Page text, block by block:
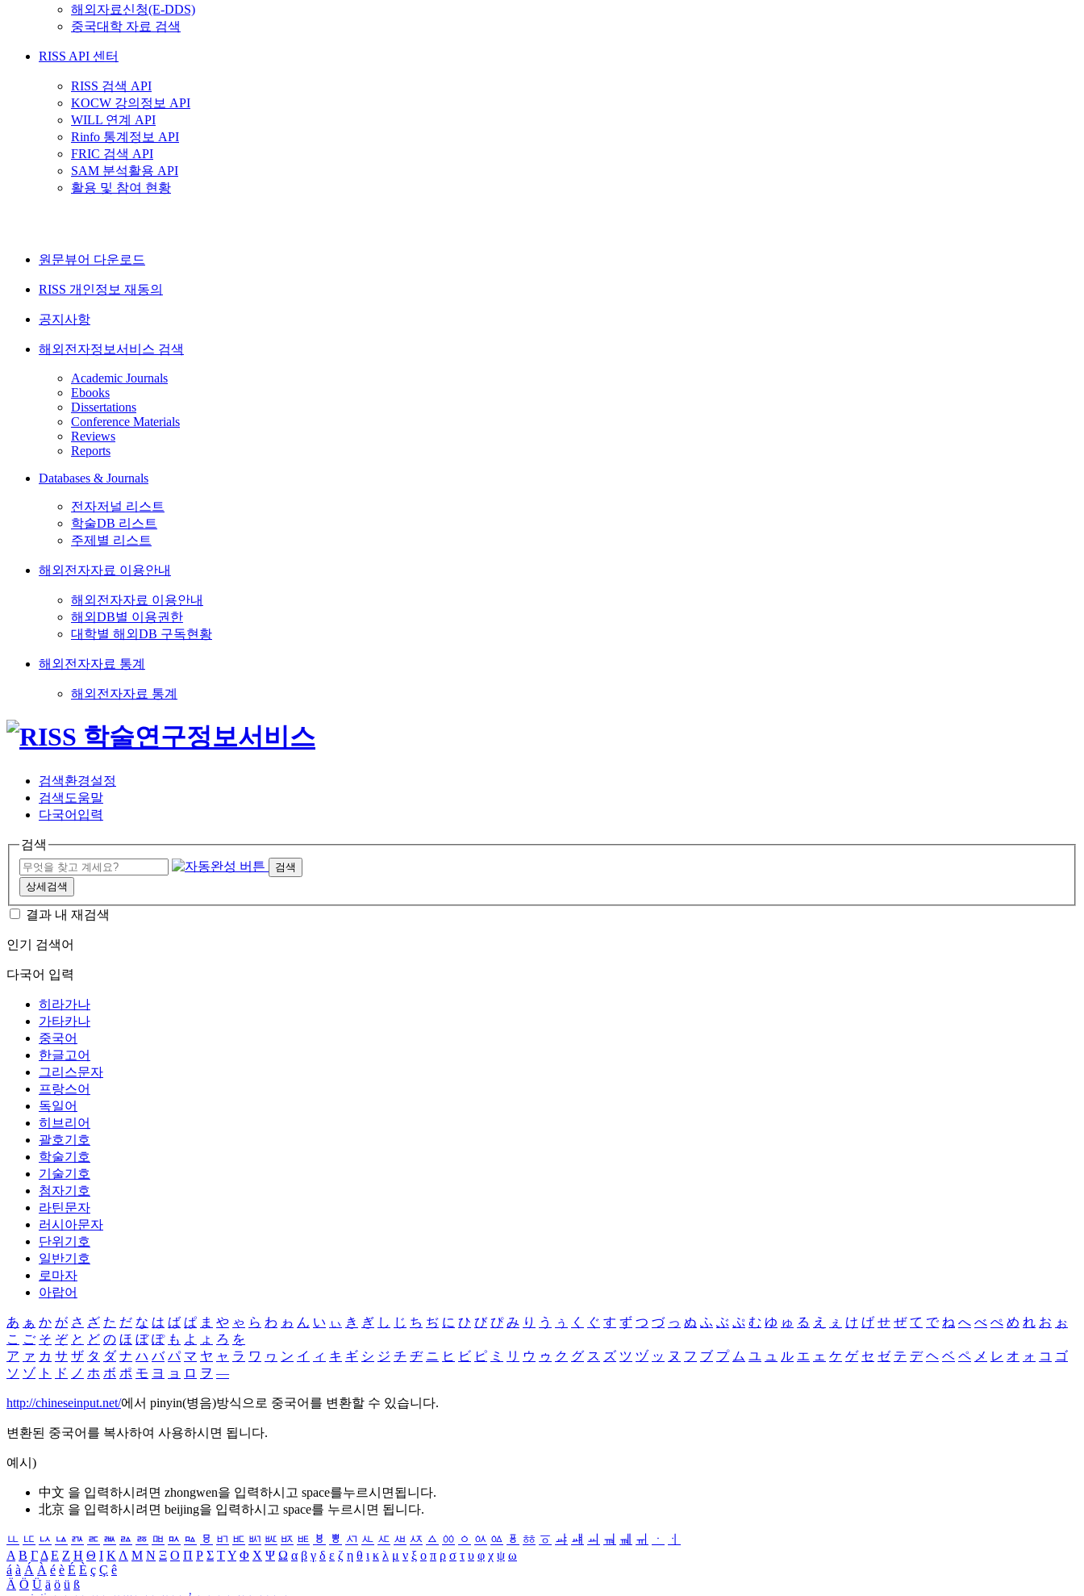
해외자료신청(E-DDS)
중국대학 자료 검색
RISS API 센터
RISS 검색 API
KOCW 강의정보 API
WILL 연계 API
Rinfo 통계정보 API
FRIC 검색 API
SAM 분석활용 API
활용 및 참여 현황
원문뷰어 다운로드
RISS 개인정보 재동의
공지사항
해외전자정보서비스 검색
Academic Journals
Ebooks
Dissertations
Conference Materials
Reviews
Reports
Databases & Journals
전자저널 리스트
학술DB 리스트
주제별 리스트
해외전자자료 이용안내
해외전자자료 이용안내
해외DB별 이용권한
대학별 해외DB 구독현황
해외전자자료 통계
해외전자자료 통계
검색환경설정
검색도움말
다국어입력
검색
검색
상세검색
결과 내 재검색
인기 검색어
다국어 입력
히라가나
가타카나
중국어
한글고어
그리스문자
프랑스어
독일어
히브리어
괄호기호
학술기호
기술기호
첨자기호
라틴문자
러시아문자
단위기호
일반기호
로마자
아랍어
あ ぁ か が さ ざ た だ な は ば ぱ ま や ゃ ら わ ゎ ん い ぃ き ぎ し じ ち ぢ に ひ び ぴ み り う ぅ く ぐ す ず つ づ っ ぬ ふ ぶ ぷ む ゆ ゅ る え ぇ け げ せ ぜ て で ね へ べ ぺ め れ お ぉ
こ ご そ ぞ と ど の ほ ぼ ぽ も よ ょ ろ を
ア ァ カ サ ザ タ ダ ナ ハ バ パ マ ヤ ャ ラ ワ ヮ ン イ ィ キ ギ シ ジ チ ヂ ニ ヒ ビ ピ ミ リ ウ ゥ ク グ ス ズ ツ ヅ ッ ヌ フ ブ プ ム ユ ュ ル エ ェ ケ ゲ セ ゼ テ デ ヘ ベ ペ メ レ オ ォ コ ゴ
ソ ゾ ト ド ノ ホ ボ ポ モ ヨ ョ ロ ヲ ―
http://chineseinput.net/에서 pinyin(병음)방식으로 중국어를 변환할 수 있습니다.
변환된 중국어를 복사하여 사용하시면 됩니다.
예시)
中文 을 입력하시려면 zhongwen을 입력하시고 space를누르시면됩니다.
北京 을 입력하시려면 beijing을 입력하시고 space를 누르시면 됩니다.
ㅥ ㅦ ㅧ ㅨ ㅩ ㅪ ㅫ ㅬ ㅭ ㅮ ㅯ ㅰ ㅱ ㅲ ㅳ ㅴ ㅵ ㅶ ㅷ ㅸ ㅹ ㅺ ㅻ ㅼ ㅽ ㅾ ㅿ ㆀ ㆁ ㆂ ㆃ ㆄ ㆅ ㆆ ㆇ ㆈ ㆉ ㆊ ㆋ ㆌ ㆍ
ㆎ
Α Β ΓΔ Ε Ζ Η Θ Ι ΚΛ Μ Ν Ξ Ο Π Ρ Σ ΤΥ Φ Χ Ψ Ω α β γ δ ε ζ η θ ι κ λ μ ν ξ ο π ρ σ τ υ φ χ ψ ω
á à Á À é è É È ç Ç ê
Ä Ö Ü ä ö ü ß